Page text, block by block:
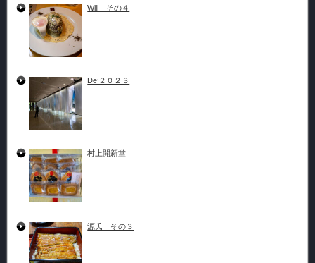
Will その４
De’２０２３
村上開新堂
源氏 その３